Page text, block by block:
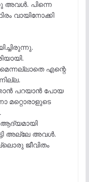
അവൾ. പിന്നെ
വായിനോക്കി
എന്റെ
പറയാൻ പോയ
മറ്റൊരാളുടെ
അല്ലേ അവൾ.
ജീവിതം